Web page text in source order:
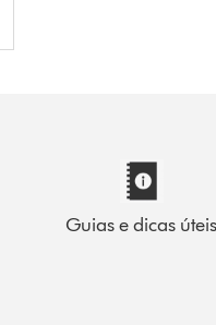
Guias e dicas úteis